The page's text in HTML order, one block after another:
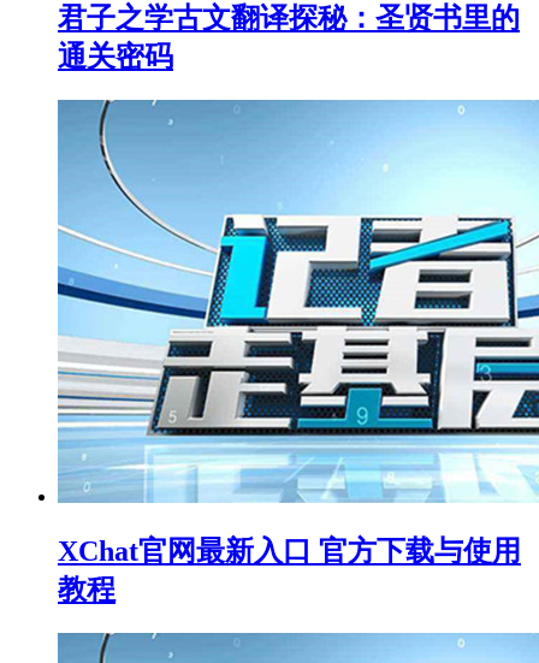
君子之学古文翻译探秘：圣贤书里的
通关密码
XChat官网最新入口 官方下载与使用
教程